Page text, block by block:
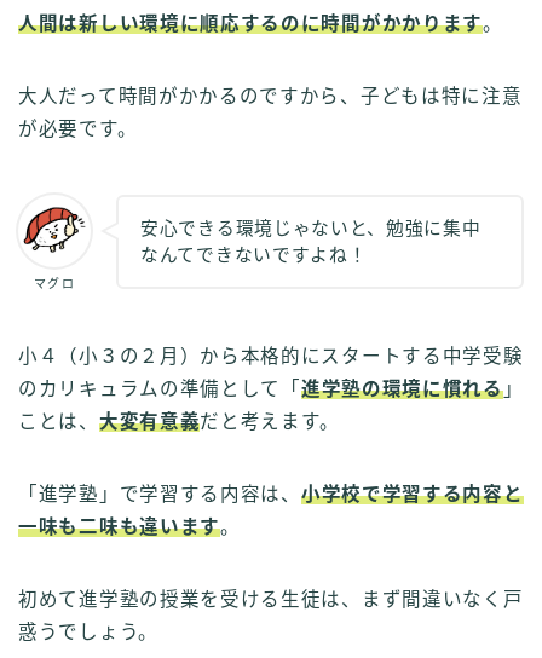
人間は新しい環境に順応するのに時間がかかります。
大人だって時間がかかるのですから、子どもは特に注意
が必要です。
マグロ
安心できる環境じゃないと、勉強に集中
なんてできないですよね！
小４（小３の２月）から本格的にスタートする中学受験
のカリキュラムの準備として「 進学塾の環境に慣れる」
ことは、 大変有意義だと考えます。
「進学塾」で学習する内容は、 小学校で学習する内容と
一味も二味も違います。
初めて進学塾の授業を受ける生徒は、まず間違いなく戸
惑うでしょう。